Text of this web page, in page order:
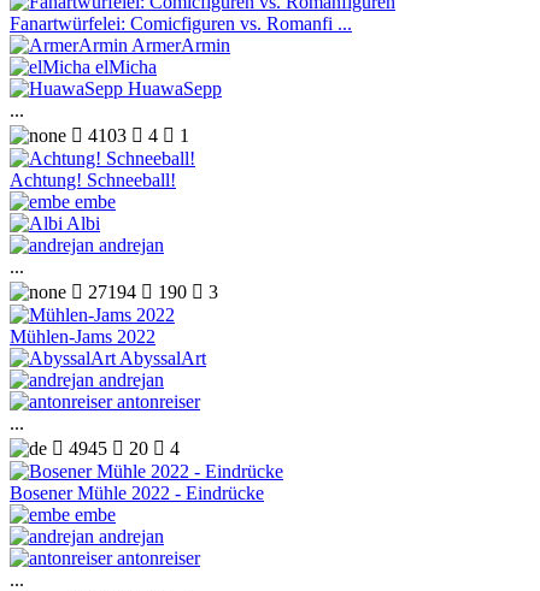
Fanartwürfelei: Comicfiguren vs. Romanfi ...
ArmerArmin
elMicha
HuawaSepp
...
 4103  4  1
Achtung! Schneeball!
embe
Albi
andrejan
...
 27194  190  3
Mühlen-Jams 2022
AbyssalArt
andrejan
antonreiser
...
 4945  20  4
Bosener Mühle 2022 - Eindrücke
embe
andrejan
antonreiser
...